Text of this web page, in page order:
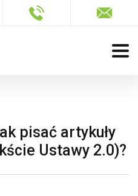
pisać artykuły
Ustawy 2.0)?